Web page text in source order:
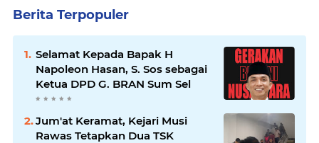
Berita Terpopuler
Selamat Kepada Bapak H
Napoleon Hasan, S. Sos sebagai
Ketua DPD G. BRAN Sum Sel
Jum'at Keramat, Kejari Musi
Rawas Tetapkan Dua TSK